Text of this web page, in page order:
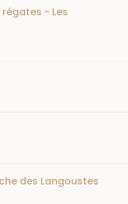
- Les
des Langoustes